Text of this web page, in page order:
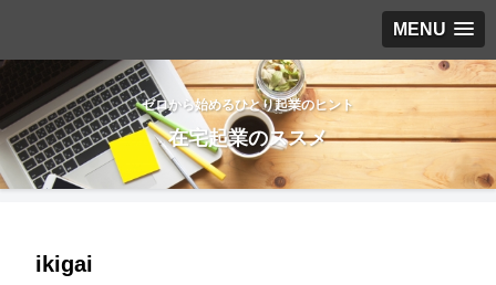
MENU
ゼロから始めるひとり起業のヒント
在宅起業のススメ
ikigai